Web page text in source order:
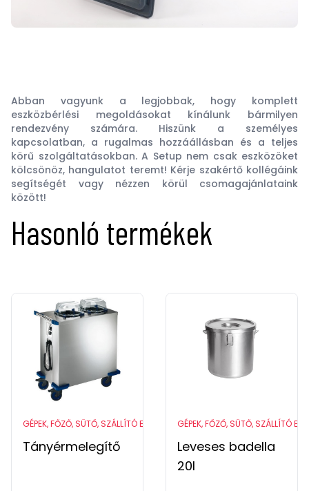
Abban vagyunk a legjobbak, hogy komplett
eszközbérlési megoldásokat kínálunk bármilyen
rendezvény számára. Hiszünk a személyes
kapcsolatban, a rugalmas hozzáállásban és a teljes
körű szolgáltatásokban. A Setup nem csak eszközöket
kölcsönöz, hangulatot teremt! Kérje szakértő kollégáink
segítségét vagy nézzen körül csomagajánlataink
között!
Hasonló termékek
GÉPEK, FŐZŐ, SÜTŐ, SZÁLLÍTÓ ESZKÖZÖK
Tányérmelegítő
GÉPEK, FŐZŐ, SÜTŐ, SZÁLLÍTÓ
Leveses badella
20l